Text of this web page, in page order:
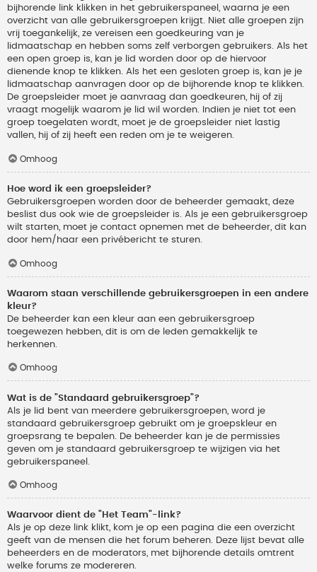
bijhorende link klikken in het gebruikerspaneel, waarna je een
overzicht van alle gebruikersgroepen krijgt. Niet alle groepen zijn
vrij toegankelijk, ze vereisen een goedkeuring van je
lidmaatschap en hebben soms zelf verborgen gebruikers. Als het
een open groep is, kan je lid worden door op de hiervoor
dienende knop te klikken. Als het een gesloten groep is, kan je je
lidmaatschap aanvragen door op de bijhorende knop te klikken.
De groepsleider moet je aanvraag dan goedkeuren, hij of zij
vraagt mogelijk waarom je lid wil worden. Indien je niet tot een
groep toegelaten wordt, moet je de groepsleider niet lastig
vallen, hij of zij heeft een reden om je te weigeren.
Omhoog
Hoe word ik een groepsleider?
Gebruikersgroepen worden door de beheerder gemaakt, deze
beslist dus ook wie de groepsleider is. Als je een gebruikersgroep
wilt starten, moet je contact opnemen met de beheerder, dit kan
door hem/haar een privébericht te sturen.
Omhoog
Waarom staan verschillende gebruikersgroepen in een andere
kleur?
De beheerder kan een kleur aan een gebruikersgroep
toegewezen hebben, dit is om de leden gemakkelijk te
herkennen.
Omhoog
Wat is de "Standaard gebruikersgroep"?
Als je lid bent van meerdere gebruikersgroepen, word je
standaard gebruikersgroep gebruikt om je groepskleur en
groepsrang te bepalen. De beheerder kan je de permissies
geven om je standaard gebruikersgroep te wijzigen via het
gebruikerspaneel.
Omhoog
Waarvoor dient de "Het Team"-link?
Als je op deze link klikt, kom je op een pagina die een overzicht
geeft van de mensen die het forum beheren. Deze lijst bevat alle
beheerders en de moderators, met bijhorende details omtrent
welke forums ze modereren.